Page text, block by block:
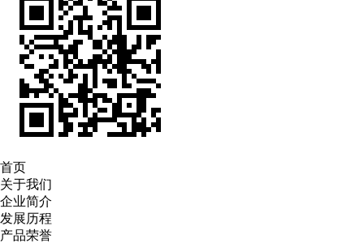
首页
关于我们
企业简介
发展历程
产品荣誉